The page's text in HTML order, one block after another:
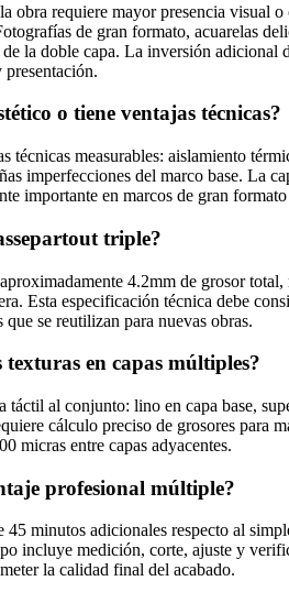
obra requiere mayor presencia visual o
de gran formato, acuarelas
la doble capa. La inversión adicional
o tiene ventajas técnicas?
técnicas measurables: aislamiento
imperfecciones del marco base. La
importante en marcos de gran
triple?
4.2mm de grosor
Esta especificación técnica debe
se reutilizan para nuevas obras.
en capas múltiples?
táctil al conjunto: lino en capa base,
cálculo preciso de grosores para
micras entre capas adyacentes.
profesional múltiple?
minutos adicionales respecto al
incluye medición, corte, ajuste y
la calidad final del acabado.